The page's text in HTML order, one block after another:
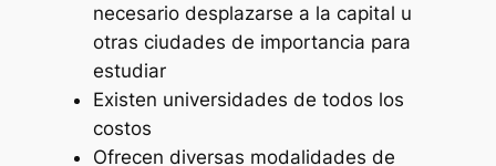
necesario desplazarse a la capital u
otras ciudades de importancia para
estudiar
Existen universidades de todos los
costos
Ofrecen diversas modalidades de